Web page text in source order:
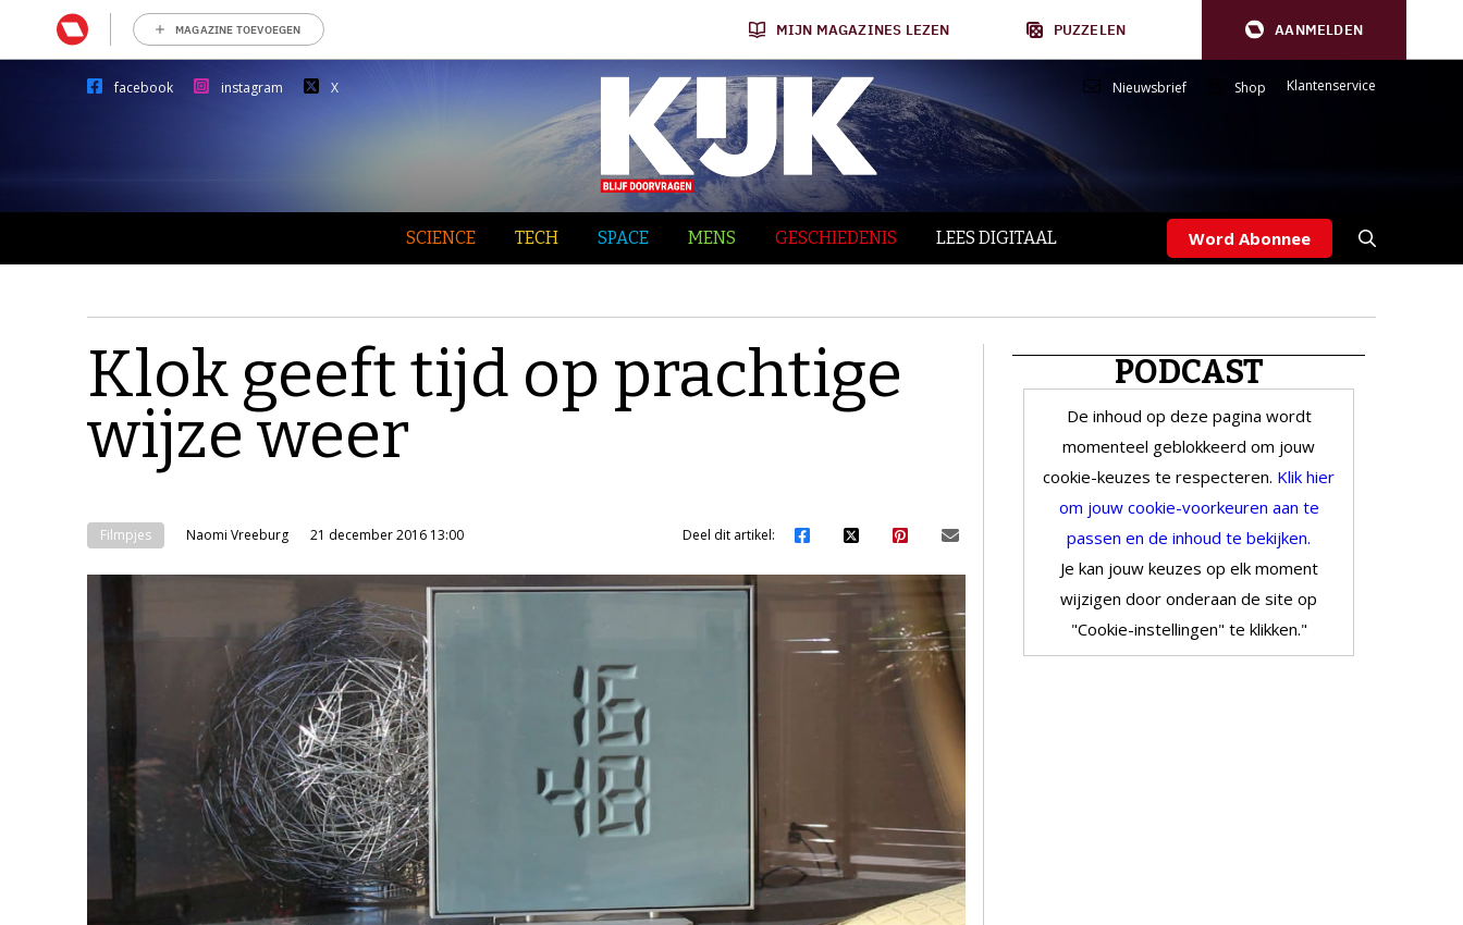
MAGAZINE TOEVOEGEN MIJN MAGAZINES LEZEN PUZZELEN AANMELDEN
facebook instagram X Nieuwsbrief Shop Klantenservice
SCIENCE TECH SPACE MENS GESCHIEDENIS LEES DIGITAAL Word Abonnee
Klok geeft tijd op prachtige
wijze weer
Filmpjes Naomi Vreeburg 21 december 2016 13:00 Deel dit artikel:
PODCAST
De inhoud op deze pagina wordt
momenteel geblokkeerd om jouw
cookie-keuzes te respecteren. Klik hier
om jouw cookie-voorkeuren aan te
passen en de inhoud te bekijken.
Je kan jouw keuzes op elk moment
wijzigen door onderaan de site op
"Cookie-instellingen" te klikken."